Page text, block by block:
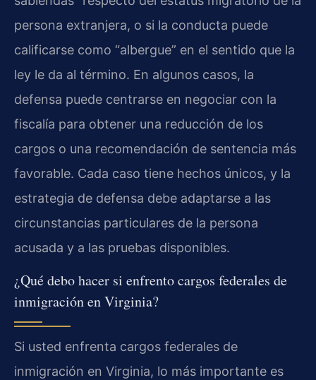
persona extranjera, o si la conducta puede
calificarse como “albergue” en el sentido que la
ley le da al término. En algunos casos, la
defensa puede centrarse en negociar con la
fiscalía para obtener una reducción de los
cargos o una recomendación de sentencia más
favorable. Cada caso tiene hechos únicos, y la
estrategia de defensa debe adaptarse a las
circunstancias particulares de la persona
acusada y a las pruebas disponibles.
¿Qué debo hacer si enfrento cargos federales de
inmigración en Virginia?
Si usted enfrenta cargos federales de
inmigración en Virginia, lo más importante es